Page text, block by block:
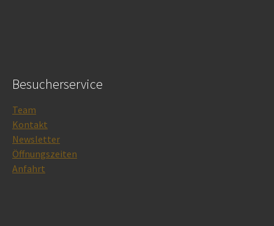
Besucherservice
Team
Kontakt
Newsletter
Öffnungszeiten
Anfahrt